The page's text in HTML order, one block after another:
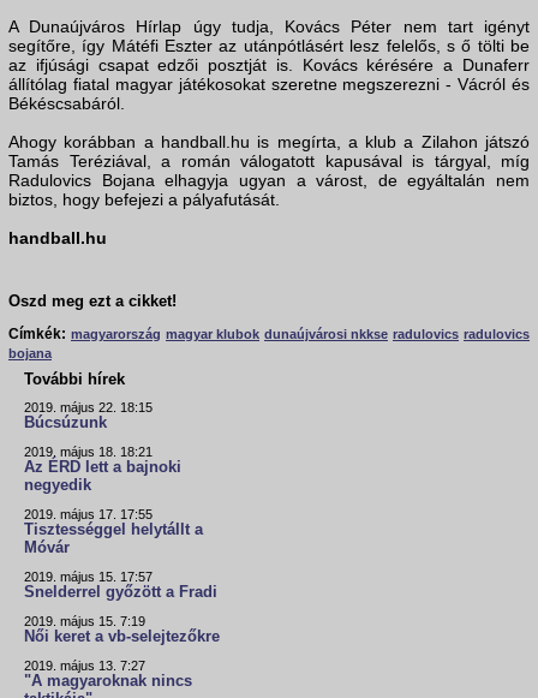
A Dunaújváros Hírlap úgy tudja, Kovács Péter nem tart igényt
segítőre, így Mátéfi Eszter az utánpótlásért lesz felelős, s ő tölti be
az ifjúsági csapat edzői posztját is. Kovács kérésére a Dunaferr
állítólag fiatal magyar játékosokat szeretne megszerezni - Vácról és
Békéscsabáról.
Ahogy korábban a handball.hu is megírta, a klub a Zilahon játszó
Tamás Teréziával, a román válogatott kapusával is tárgyal, míg
Radulovics Bojana elhagyja ugyan a várost, de egyáltalán nem
biztos, hogy befejezi a pályafutását.
handball.hu
Oszd meg ezt a cikket!
Címkék: magyarország magyar klubok dunaújvárosi nkkse radulovics radulovics
bojana
További hírek
2019. május 22. 18:15
Búcsúzunk
2019. május 18. 18:21
Az ÉRD lett a bajnoki
negyedik
2019. május 17. 17:55
Tisztességgel helytállt a
Móvár
2019. május 15. 17:57
Snelderrel győzött a Fradi
2019. május 15. 7:19
Női keret a vb-selejtezőkre
2019. május 13. 7:27
"A magyaroknak nincs